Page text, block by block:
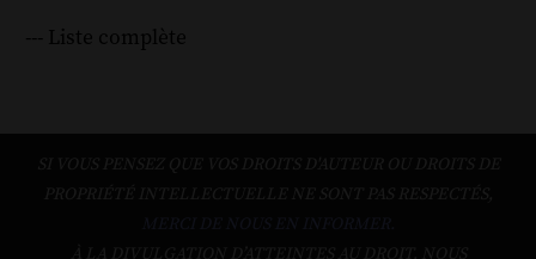
--- Liste complète